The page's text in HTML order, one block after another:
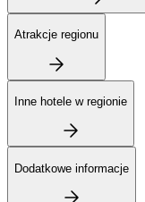
Atrakcje regionu
Inne hotele w regionie
Dodatkowe informacje